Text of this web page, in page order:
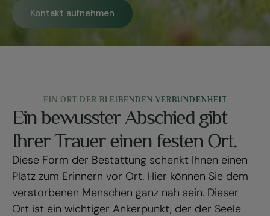
Kontakt aufnehmen
EIN ORT DER BLEIBENDEN VERBUNDENHEIT
Ein bewusster Abschied gibt
Ihrer Trauer einen festen Ort.
Diese Form der Bestattung schenkt Ihnen einen
Platz zum Erinnern vor Ort. Hier können Sie dem
verstorbenen Menschen ganz nah sein. Dieser
Ort ist ein wichtiger Ankerpunkt, der der Seele